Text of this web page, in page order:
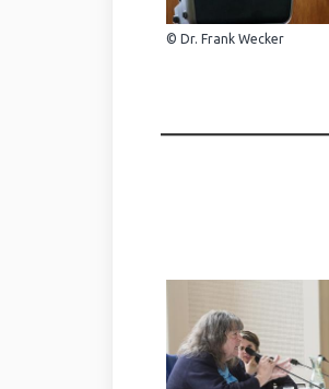
© Dr. Frank Wecker